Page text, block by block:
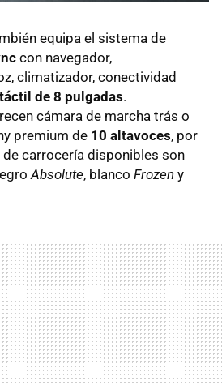
equipa el sistema de
con navegador,
climatizador, conectividad
de 8 pulgadas.
cámara de marcha trás o
premium de 10 altavoces, por
carrocería disponibles son
Absolute, blanco Frozen y